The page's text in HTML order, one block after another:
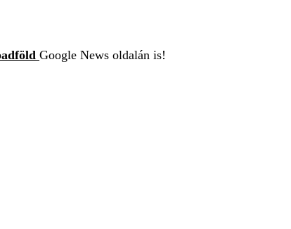
Google News oldalán is!